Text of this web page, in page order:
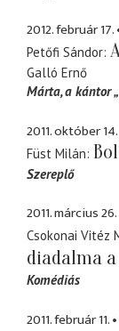
2012. február 17.
Petőfi Sándor
Galló Ernő
Márta a kántor
2011. október 14.
Füst Milán
Szereplő
2011. március 26.
Csokonai Vitéz
diadalma
Komédiás
2011. február 11.